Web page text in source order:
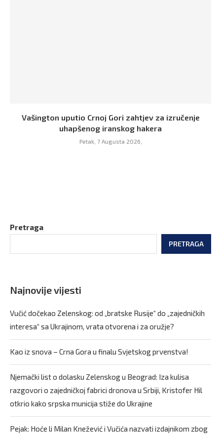
Vašington uputio Crnoj Gori zahtjev za izručenje
uhapšenog iranskog hakera
Petak, 7 Augusta 2026,
Pretraga
PRETRAGA
Najnovije vijesti
Vučić dočekao Zelenskog: od „bratske Rusije“ do „zajedničkih
interesa“ sa Ukrajinom, vrata otvorena i za oružje?
Kao iz snova – Crna Gora u finalu Svjetskog prvenstva!
Njemački list o dolasku Zelenskog u Beograd: Iza kulisa
razgovori o zajedničkoj fabrici dronova u Srbiji, Kristofer Hil
otkrio kako srpska municija stiže do Ukrajine
Pejak: Hoće li Milan Knežević i Vučića nazvati izdajnikom zbog